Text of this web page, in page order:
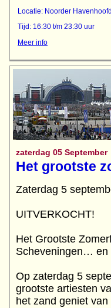
Locatie: Noorder Havenhoofd
Tijd: 16:30 t/m 23:30 uur
Meer info
zaterdag 05 September
Het grootste
Zaterdag 5
UITVERKOCHT!
Het Grootste
Scheveningen… en
Op zaterdag 5
grootste artiesten
het zand geniet